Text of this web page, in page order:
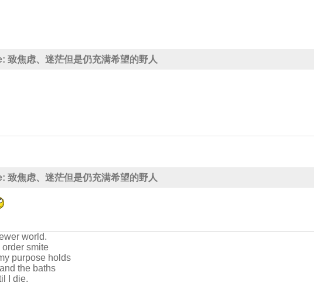
致焦虑、迷茫但是仍充满希望的野人
致焦虑、迷茫但是仍充满希望的野人
world.
smite
purpose holds
the baths
I die.